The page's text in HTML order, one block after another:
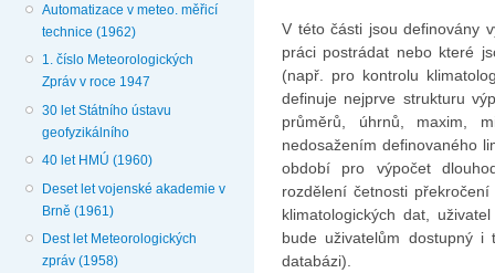
Automatizace v meteo. měřicí
technice (1962)
1. číslo Meteorologických
Zpráv v roce 1947
30 let Státního ústavu
geofyzikálního
40 let HMÚ (1960)
Deset let vojenské akademie v
Brně (1961)
Dest let Meteorologických
zpráv (1958)
V této části jsou definovány
práci postrádat nebo které
(např. pro kontrolu
definuje nejprve strukturu
průměrů, úhrnů, maxim,
nedosažením definovaného
období pro výpočet
rozdělení četnosti
klimatologických dat,
bude uživatelům dostupný
databázi).